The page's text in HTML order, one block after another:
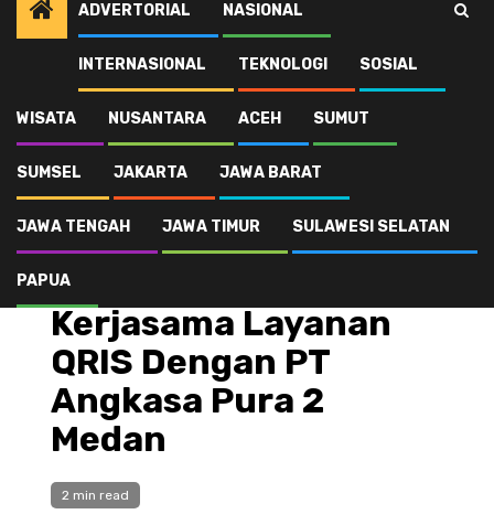
ADVERTORIAL NASIONAL
INTERNASIONAL TEKNOLOGI SOSIAL
WISATA NUSANTARA ACEH SUMUT
SUMSEL JAKARTA JAWA BARAT
JAWA TENGAH JAWA TIMUR SULAWESI SELATAN
PAPUA
Ekonomi Bisnis
Mudahkan Transaksi, Mandiri Syariah Kerjasama Layanan QRIS Dengan
PT Angkasa Pura 2 Medan
Ekonomi Bisnis
Mudahkan Transaksi,
Mandiri Syariah
Kerjasama Layanan
QRIS Dengan PT
Angkasa Pura 2
Medan
2 min read